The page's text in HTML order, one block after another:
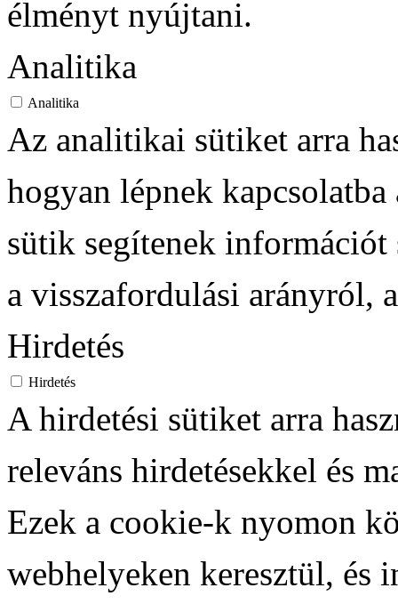
élményt nyújtani.
Analitika
Analitika
Az analitikai sütiket arra
hogyan lépnek
sütik segítenek
a visszafordulási arányról,
Hirdetés
Hirdetés
A hirdetési sütiket arra
releváns hirdetésekkel és
Ezek a cookie-k nyomon
webhelyeken keresztül, és